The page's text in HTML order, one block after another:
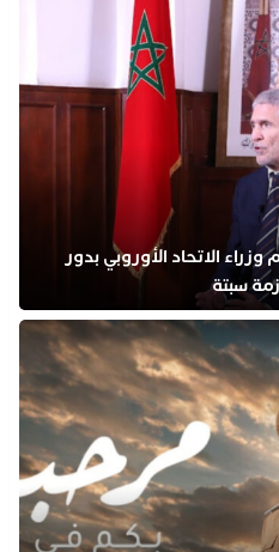
وزراء الاتحاد الأوروبي بدور
سبتة